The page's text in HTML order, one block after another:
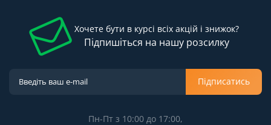
Хочете бути в курсі всіх акцій і знижок?
Підпишіться на нашу розсилку
Підписатись
Пн-Пт з 10:00 до 17:00,